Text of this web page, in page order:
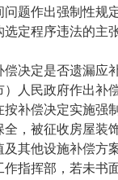
题作出强制性
定程序违法的主
定是否遗漏应
人民政府作出
补偿决定实施
，被征收房屋
其他设施补偿
指挥部，若未